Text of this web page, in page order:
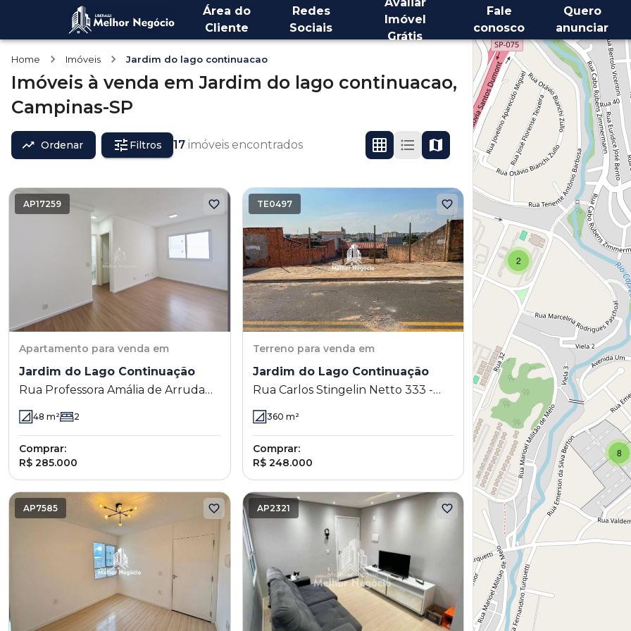
Área do
Cliente
Redes
Sociais
Imóvel
Grátis
Fale
conosco
Quero
anunciar
Home Imóveis Jardim do lago continuacao
Imóveis à venda emJardim do lago continuacao,
Campinas-SP
Ordenar Filtros 17 imóveis encontrados
AP17259
Apartamento para venda em
Jardim do Lago Continuação
Rua Professora Amália de Arruda
Lago Continuação - Campinas - SP
48 m² 2
Comprar:
R$ 285.000
TE0497
Terreno para venda em
Jardim do Lago Continuação
Rua Carlos Stingelin Netto 333 -
Campinas - SP
360 m²
Comprar:
R$ 248.000
AP7585 AP2321
2
8